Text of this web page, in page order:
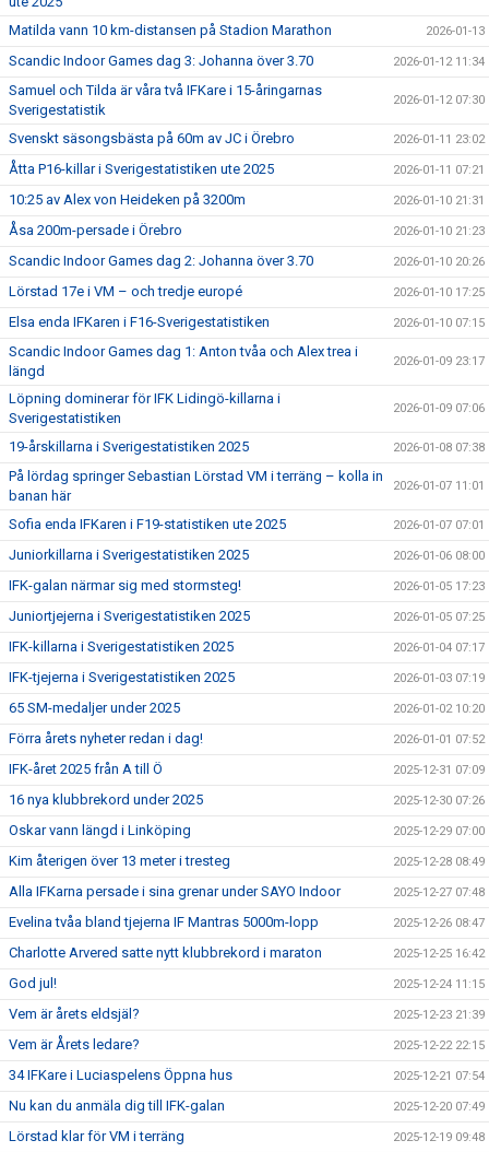
Matilda vann 10 km-distansen på Stadion Marathon 2026-01-13
Scandic Indoor Games dag 3: Johanna över 3.70 2026-01-12 11:34
Samuel och Tilda är våra två IFKare i 15-åringarnas
Sverigestatistik
2026-01-12 07:30
Svenskt säsongsbästa på 60m av JC i Örebro 2026-01-11 23:02
Åtta P16-killar i Sverigestatistiken ute 2025 2026-01-11 07:21
10:25 av Alex von Heideken på 3200m 2026-01-10 21:31
Åsa 200m-persade i Örebro 2026-01-10 21:23
Scandic Indoor Games dag 2: Johanna över 3.70 2026-01-10 20:26
Lörstad 17e i VM – och tredje europé 2026-01-10 17:25
Elsa enda IFKaren i F16-Sverigestatistiken 2026-01-10 07:15
Scandic Indoor Games dag 1: Anton tvåa och Alex trea i
längd
2026-01-09 23:17
Löpning dominerar för IFK Lidingö-killarna i
Sverigestatistiken
2026-01-09 07:06
19-årskillarna i Sverigestatistiken 2025 2026-01-08 07:38
På lördag springer Sebastian Lörstad VM i terräng – kolla in
banan här
2026-01-07 11:01
Sofia enda IFKaren i F19-statistiken ute 2025 2026-01-07 07:01
Juniorkillarna i Sverigestatistiken 2025 2026-01-06 08:00
IFK-galan närmar sig med stormsteg! 2026-01-05 17:23
Juniortjejerna i Sverigestatistiken 2025 2026-01-05 07:25
IFK-killarna i Sverigestatistiken 2025 2026-01-04 07:17
IFK-tjejerna i Sverigestatistiken 2025 2026-01-03 07:19
65 SM-medaljer under 2025 2026-01-02 10:20
Förra årets nyheter redan i dag! 2026-01-01 07:52
IFK-året 2025 från A till Ö 2025-12-31 07:09
16 nya klubbrekord under 2025 2025-12-30 07:26
Oskar vann längd i Linköping 2025-12-29 07:00
Kim återigen över 13 meter i tresteg 2025-12-28 08:49
Alla IFKarna persade i sina grenar under SAYO Indoor 2025-12-27 07:48
Evelina tvåa bland tjejerna IF Mantras 5000m-lopp 2025-12-26 08:47
Charlotte Arvered satte nytt klubbrekord i maraton 2025-12-25 16:42
God jul! 2025-12-24 11:15
Vem är årets eldsjäl? 2025-12-23 21:39
Vem är Årets ledare? 2025-12-22 22:15
34 IFKare i Luciaspelens Öppna hus 2025-12-21 07:54
Nu kan du anmäla dig till IFK-galan 2025-12-20 07:49
Lörstad klar för VM i terräng 2025-12-19 09:48